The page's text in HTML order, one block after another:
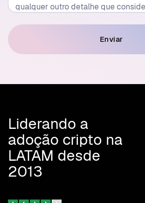
Liderando a
adoção cripto na
LATAM desde
2013